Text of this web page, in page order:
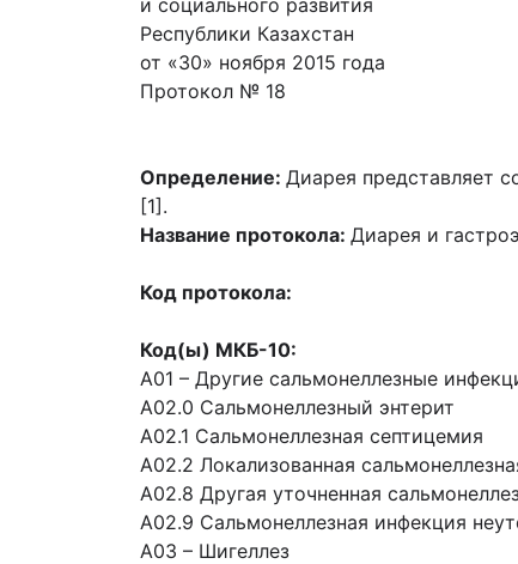
и социального развития
Республики Казахстан
от «30» ноября 2015 года
Протокол № 18
Определение: Диарея представляет
[1].
Название протокола: Диарея и
Код протокола:
Код(ы) МКБ-10:
А01 – Другие сальмонеллезные
A02.0 Сальмонеллезный энтерит
A02.1 Сальмонеллезная септицемия
A02.2 Локализованная
A02.8 Другая уточненная
A02.9 Сальмонеллезная инфекция
А03 – Шигеллез